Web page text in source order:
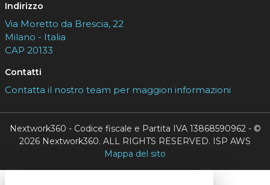
Indirizzo
Via Moretto da Brescia, 22
Milano - Italia
CAP 20133
Contatti
Contatta il nostro team per maggiori informazioni
Nextwork360 - Codice fiscale e Partita IVA 13868590962 - ©
2026 Nextwork360. ALL RIGHTS RESERVED. ISP AWS
Mappa del sito